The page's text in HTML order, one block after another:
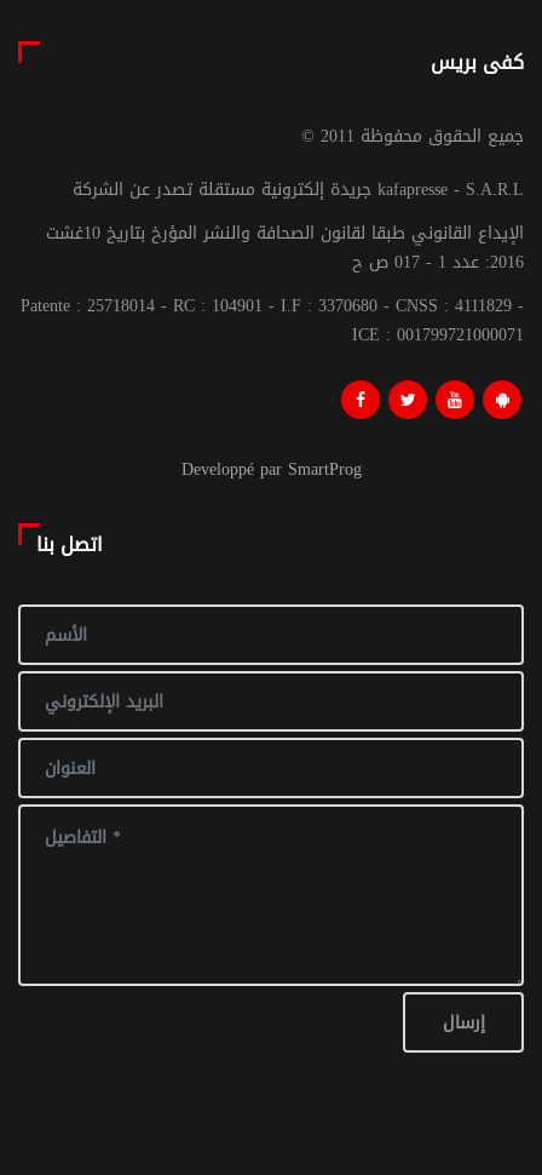
كفى بريس
© جميع الحقوق محفوظة 2011
جريدة إلكترونية مستقلة تصدر عن الشركة kafapresse - S.A.R.L
الإيداع القانوني طبقا لقانون الصحافة والنشر المؤرخ بتاريخ 10غشت
2016: عدد 1 - 017 ص ح
Patente : 25718014 - RC : 104901 - I.F : 3370680 - CNSS : 4111829 -
ICE : 001799721000071
Developpé par SmartProg
اتصل بنا